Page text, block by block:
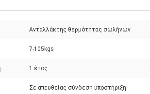
Ανταλλάκτης θερμότητας σωλήνων
7-105kgs
1 έτος
Σε απευθείας σύνδεση υποστήριξη